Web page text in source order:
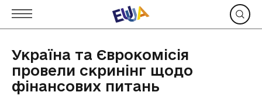
Україна та Єврокомісія
провели скринінг щодо
фінансових питань